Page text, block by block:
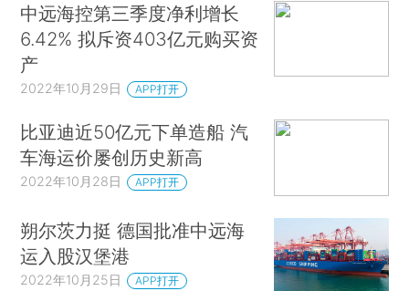
中远海控第三季度净利增长
6.42% 拟斥资403亿元购买资
产
2022年10月29日 APP打开
比亚迪近50亿元下单造船 汽
车海运价屡创历史新高
2022年10月28日 APP打开
朔尔茨力挺 德国批准中远海
运入股汉堡港
2022年10月25日 APP打开